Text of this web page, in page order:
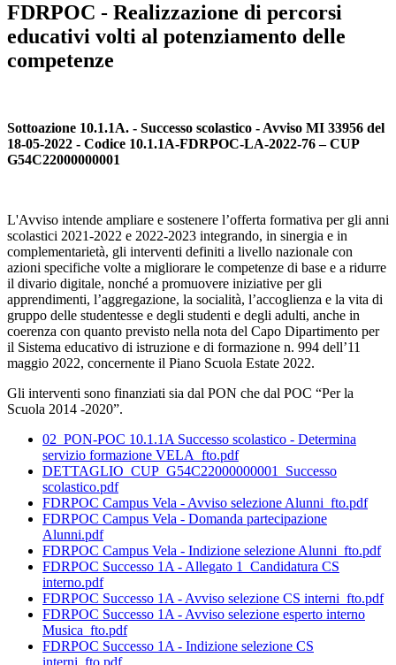
FDRPOC - Realizzazione di percorsi
educativi volti al potenziamento delle
competenze
Sottoazione 10.1.1A. - Successo scolastico - Avviso MI 33956 del
18-05-2022 - Codice 10.1.1A-FDRPOC-LA-2022-76 – CUP
G54C22000000001
L'Avviso intende ampliare e sostenere l’offerta formativa per gli anni
scolastici 2021-2022 e 2022-2023 integrando, in sinergia e in
complementarietà, gli interventi definiti a livello nazionale con
azioni specifiche volte a migliorare le competenze di base e a ridurre
il divario digitale, nonché a promuovere iniziative per gli
apprendimenti, l’aggregazione, la socialità, l’accoglienza e la vita di
gruppo delle studentesse e degli studenti e degli adulti, anche in
coerenza con quanto previsto nella nota del Capo Dipartimento per
il Sistema educativo di istruzione e di formazione n. 994 dell’11
maggio 2022, concernente il Piano Scuola Estate 2022.
Gli interventi sono finanziati sia dal PON che dal POC “Per la
Scuola 2014 -2020”.
02_PON-POC 10.1.1A Successo scolastico - Determina
servizio formazione VELA_fto.pdf
DETTAGLIO_CUP_G54C22000000001_Successo
scolastico.pdf
FDRPOC Campus Vela - Avviso selezione Alunni_fto.pdf
FDRPOC Campus Vela - Domanda partecipazione
Alunni.pdf
FDRPOC Campus Vela - Indizione selezione Alunni_fto.pdf
FDRPOC Successo 1A - Allegato 1_Candidatura CS
interno.pdf
FDRPOC Successo 1A - Avviso selezione CS interni_fto.pdf
FDRPOC Successo 1A - Avviso selezione esperto interno
Musica_fto.pdf
FDRPOC Successo 1A - Indizione selezione CS